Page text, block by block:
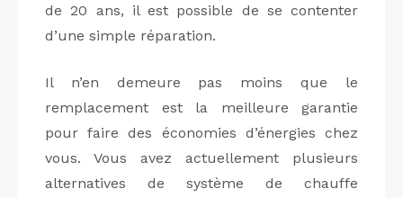
de 20 ans, il est possible de se contenter
d’une simple réparation.
Il n’en demeure pas moins que le
remplacement est la meilleure garantie
pour faire des économies d’énergies chez
vous. Vous avez actuellement plusieurs
alternatives de système de chauffe